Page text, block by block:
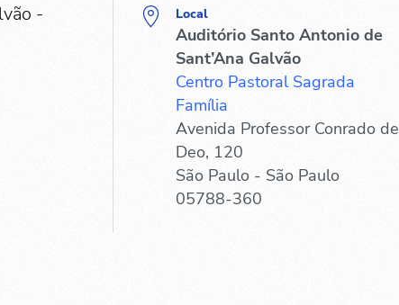
-
Local
Auditório Santo Antonio de
Sant’Ana Galvão
Centro Pastoral Sagrada
Família
Avenida Professor Conrado de
Deo, 120
São Paulo - São Paulo
05788-360